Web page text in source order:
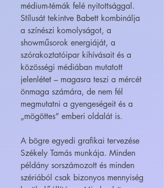
médium-témák felé nyitottsággal.
Stílusát tekintve Babett kombinálja
a színészi komolyságot, a
showműsorok energiáját, a
szórakoztatóipar kihívásait és a
közösségi médiában mutatott
jelenlétet – magasra teszi a mércét
önmaga számára, de nem fél
megmutatni a gyengeségeit és a
„mögöttes” emberi oldalát is.
A bögre egyedi grafikai tervezése
Székely Tamás munkája. Minden
példány sorszámozott és minden
szériából csak bizonyos mennyiség